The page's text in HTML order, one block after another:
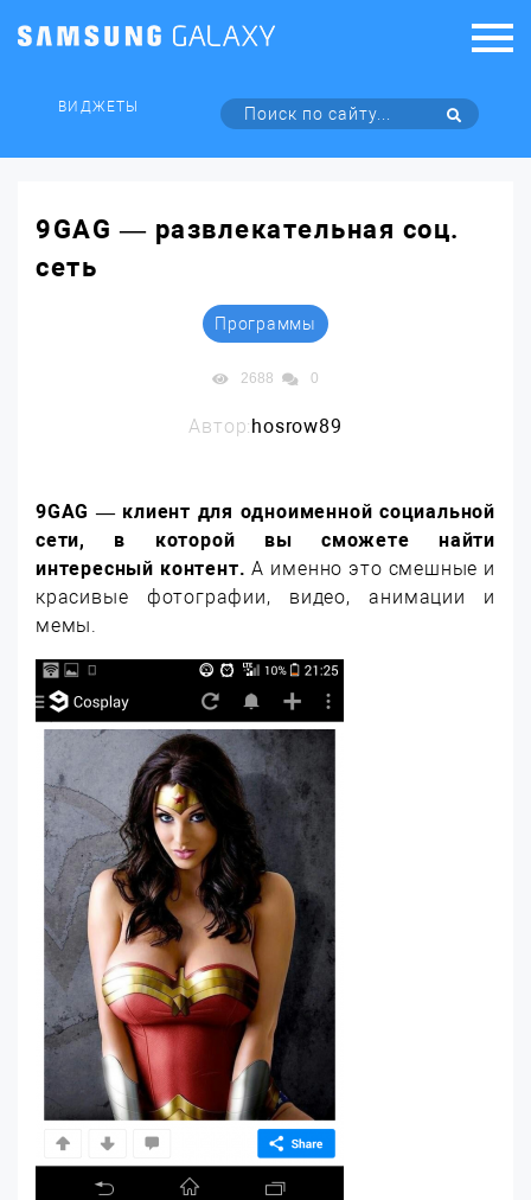
ВИДЖЕТЫ
9GAG — развлекательная соц.
сеть
Программы
2688 0
Автор:hosrow89
9GAG — клиент для одноименной социальной
сети, в которой вы сможете найти
интересный контент. А именно это смешные и
красивые фотографии, видео, анимации и
мемы.